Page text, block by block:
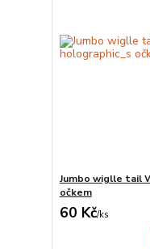
Jumbo wiglle tail
očkem
60 Kč/ks